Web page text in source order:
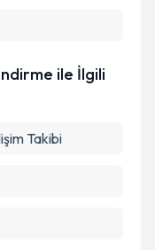
ile İlgili
Takibi